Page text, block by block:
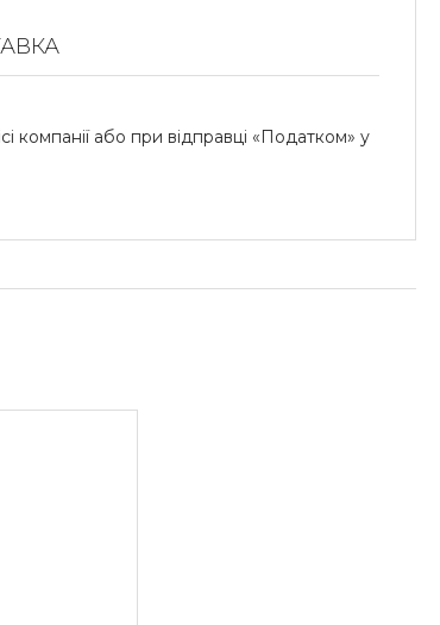
компанії або при відправці «Податком» у
Банк Аваль»
рахунок.